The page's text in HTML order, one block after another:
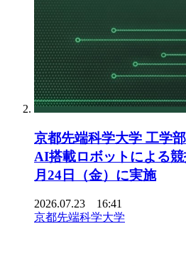
京都先端科学大学 工学
AI搭載ロボットによる
月24日（金）に実施
2026.07.23 16:41
京都先端科学大学